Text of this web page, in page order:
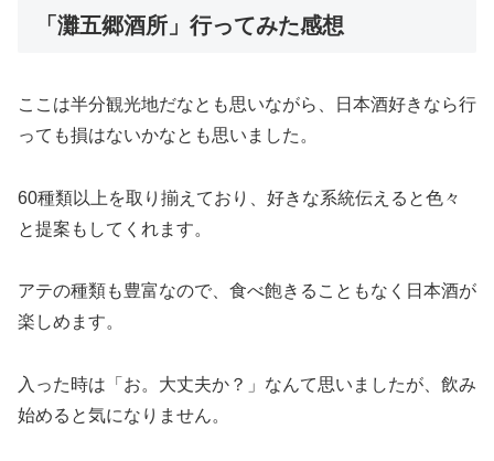
「灘五郷酒所」行ってみた感想
ここは半分観光地だなとも思いながら、日本酒好きなら行
っても損はないかなとも思いました。
60種類以上を取り揃えており、好きな系統伝えると色々
と提案もしてくれます。
アテの種類も豊富なので、食べ飽きることもなく日本酒が
楽しめます。
入った時は「お。大丈夫か？」なんて思いましたが、飲み
始めると気になりません。